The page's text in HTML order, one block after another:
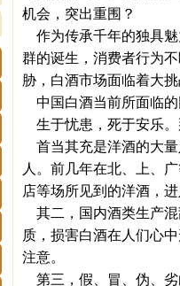
机会，突出重围？
作为传承千年的独具魅
群的诞生，消费者行为
胁，白酒市场面临着大挑
中国白酒当前所面临的
生于忧患，死于安乐。
首当其充是洋酒的大量
人。前几年在北、上、
店等场所见到的洋酒，
其二，国内酒类生产混
质，损害白酒在人们心
注意。
第三，假、冒、伪、劣